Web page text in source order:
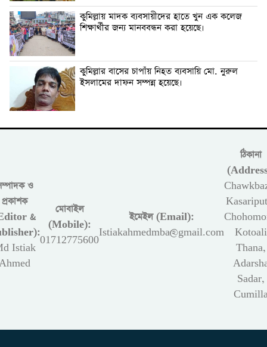
কুমিল্লায় মাদক ব্যবসায়ীদের হাতে খুন এক কলেজ
শিক্ষার্থীর জন্য মানববন্ধন করা হয়েছে।
কুমিল্লার বাসের চাপাঁয় নিহত ব্যবসায়ি মো. নুরুল
ইসলামের দাফন সম্পন্ন হয়েছে।
ও
প্রকাশক
&
Istiak
মোবাইল
(Mobile):
01712775600
ইমেইল (Email):
Istiakahmedmba@gmail.com
ঠিকানা
Kotoali
Thana,
Sadar,